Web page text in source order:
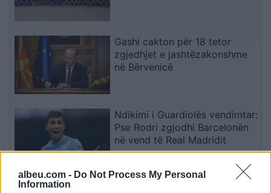
albeu.com - Do Not Process My Personal
Information
Gashi cakton për 18 tetor
zgjedhjet e jashtëzakonshme
në Bërvenicë
Ndikimi i Guardiolës vendimtar:
Pse Rodri zgjodhi Barcelonën
në vend të Real Madridit